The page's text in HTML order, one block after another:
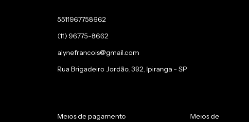
5511967758662
(11) 96775-8662
alynefrancois@gmail.com
Rua Brigadeiro Jordão, 392, Ipiranga - SP
Meios de pagamento
Meios de